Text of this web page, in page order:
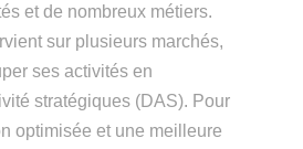
et de nombreux métiers.
sur plusieurs marchés,
ses activités en
stratégiques (DAS). Pour
optimisée et une meilleure